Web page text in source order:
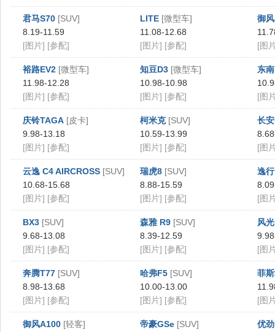
君马S70 [SUV]
8.19-11.59
[图片] [参配]
LITE [微型车]
11.08-12.68
[图片] [参配]
御
[图
裕路EV2 [微型车]
11.98-12.28
[图片] [参配]
知豆D3 [微型车]
10.98-10.98
[图片] [参配]
东
[图
庆铃TAGA [皮卡]
9.98-13.18
[图片] [参配]
柯米克 [SUV]
10.59-13.99
[图片] [参配]
长
[图
云逸 C4 AIRCROSS [SUV]
10.68-15.68
[图片] [参配]
瑞虎8 [SUV]
8.88-15.59
[图片] [参配]
逸行
[图
BX3 [SUV]
9.68-13.08
[图片] [参配]
森雅 R9 [SUV]
8.39-12.59
[图片] [参配]
风
[图
奔腾T77 [SUV]
8.98-13.68
[图片] [参配]
哈弗F5 [SUV]
10.00-13.00
[图片] [参配]
菲
[图
御风A100 [轻客]
帝豪GSe [SUV]
优